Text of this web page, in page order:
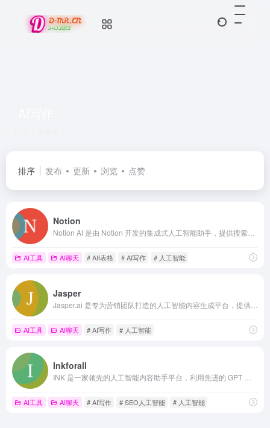
排序 发布 更新 浏览 点赞
Notion
AI工具 AI聊天 # AIf表格 # AI写作 # 人工智能
Jasper
AI工具 AI聊天 # AI写作 # 人工智能
Inkforall
AI工具 AI聊天 # AI写作 # SEO人工智能 # 人工智能